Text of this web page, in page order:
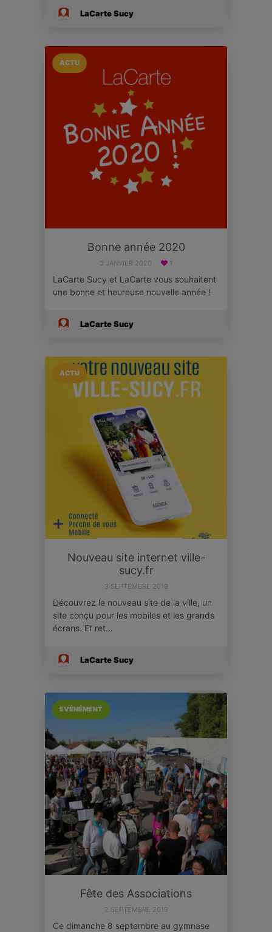
LaCarte Sucy
ACTU
Bonne année 2020
3 JANVIER 2020 1
LaCarte Sucy et LaCarte vous souhaitent
une bonne et heureuse nouvelle année !
LaCarte Sucy
ACTU
Nouveau site internet ville-
sucy.fr
3 SEPTEMBRE 2019
Découvrez le nouveau site de la ville, un
site conçu pour les mobiles et les grands
écrans. Et ret…
LaCarte Sucy
EVÉNÉMENT
Fête des Associations
2 SEPTEMBRE 2019
Ce dimanche 8 septembre au gymnase